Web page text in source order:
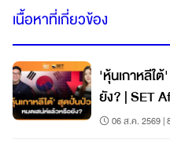
เนื้อหาที่เกี่ยวข้อง
'หุ้นเกาหลีใ
ยัง? | SET
06 ส.ค. 2569 |